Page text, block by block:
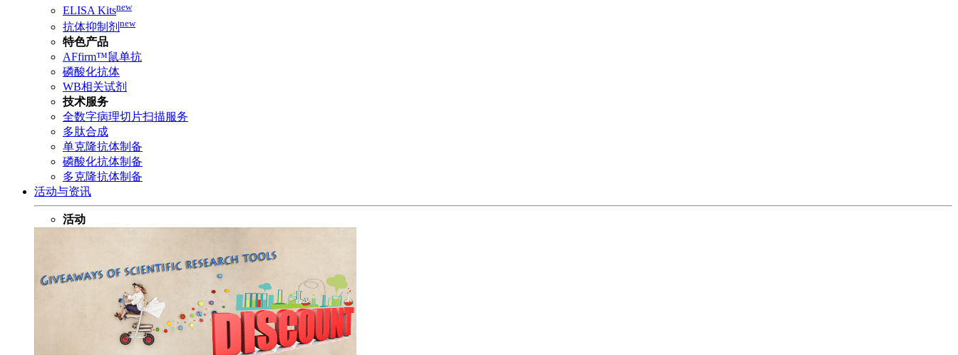
ELISA Kitsnew
抗体抑制剂 new
特色产品
AFfirm™鼠单抗
磷酸化抗体
WB相关试剂
技术服务
全数字病理切片扫描服务
多肽合成
单克隆抗体制备
磷酸化抗体制备
多克隆抗体制备
活动与资讯
活动